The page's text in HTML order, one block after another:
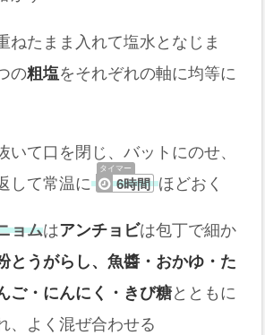
ねたまま入れて塩水となじま
の粗塩をそれぞれの軸に均等に
いて口を閉じ、バットにのせ、
して常温に
6時間 ほどおく
ョムはアンチョビは包丁で細か
とうがらし、魚醬・おかゆ・た
ご・にんにく・きび糖とともに
、よく混ぜ合わせる